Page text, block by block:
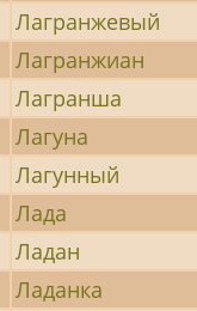
Лагранжевый
Лагранжиан
Лагранша
Лагуна
Лагунный
Лада
Ладан
Ладанка